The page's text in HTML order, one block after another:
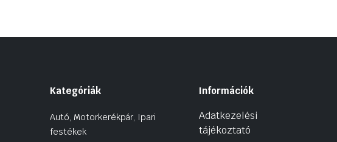
Kategóriák
Autó, Motorkerékpár, Ipari
festékek
Információk
Adatkezelési
tájékoztató